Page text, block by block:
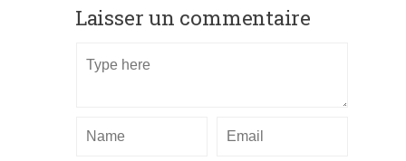
Laisser un commentaire